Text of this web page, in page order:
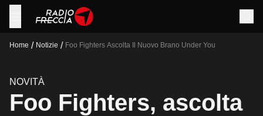
Home / Notizie / Foo Fighters Ascolta Il Nuovo Brano Under You
NOVITÀ
Foo Fighters, ascolta